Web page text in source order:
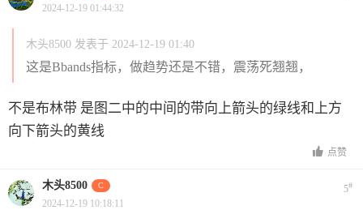
2024-12-19 01:44:32
木头8500 发表于 2024-12-19 01:40
这是Bbands指标，做趋势还是不错，震荡死翘翘，
不是布林带 是图二中的中间的带向上箭头的绿线和上方
向下箭头的黄线
点赞
木头8500 C 5#
2024-12-19 10:18:11